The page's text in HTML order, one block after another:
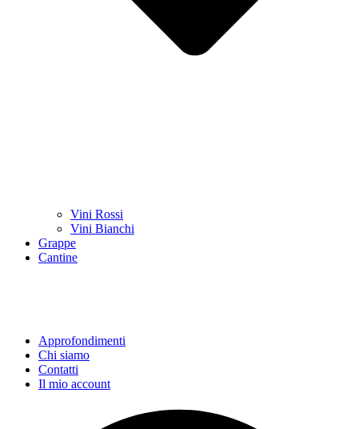
Vini Rossi
Vini Bianchi
Grappe
Cantine
Approfondimenti
Chi siamo
Contatti
Il mio account